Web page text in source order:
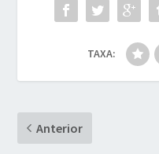
TAXA:
Anterior